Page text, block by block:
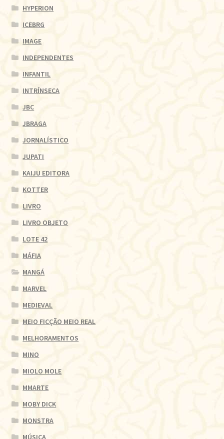
HYPERION
ICEBRG
IMAGE
INDEPENDENTES
INFANTIL
INTRÍNSECA
JBC
JBRAGA
JORNALÍSTICO
JUPATI
KAIJU EDITORA
KOTTER
LIVRO
LIVRO OBJETO
LOTE 42
MÁFIA
MANGÁ
MARVEL
MEDIEVAL
MEIO FICÇÃO MEIO REAL
MELHORAMENTOS
MINO
MIOLO MOLE
MMARTE
MOBY DICK
MONSTRA
MÚSICA